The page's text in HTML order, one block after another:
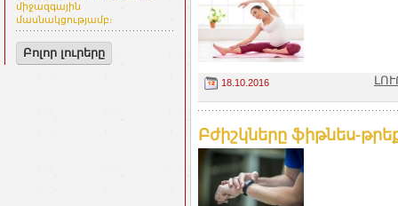
միջազգային
մասնակցությամբ։
Բոլոր լուրերը
18.10.2016
Բժիշկները ֆիթնես-